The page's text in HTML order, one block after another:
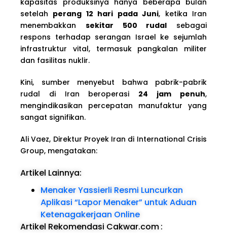
setelah perang 12 hari pada Juni, ketika Iran
menembakkan sekitar 500 rudal sebagai
respons terhadap serangan Israel ke sejumlah
infrastruktur vital, termasuk pangkalan militer
dan fasilitas nuklir.
Kini, sumber menyebut bahwa pabrik-pabrik
rudal di Iran beroperasi 24 jam penuh,
mengindikasikan percepatan manufaktur yang
sangat signifikan.
Ali Vaez, Direktur Proyek Iran di International Crisis
Group, mengatakan:
Artikel Lainnya:
Menaker Yassierli Resmi Luncurkan
Aplikasi “Lapor Menaker” untuk Aduan
Ketenagakerjaan Online
Artikel Rekomendasi Cakwar.com: